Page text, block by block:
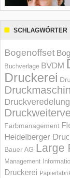
SCHLAGWÖRTER
Bogenoffset
Buchverlage BVDM
Druckerei
Druckveredelung
Farbmanagement
Heidelberger
Bauer AG Large
Management
Druckerei